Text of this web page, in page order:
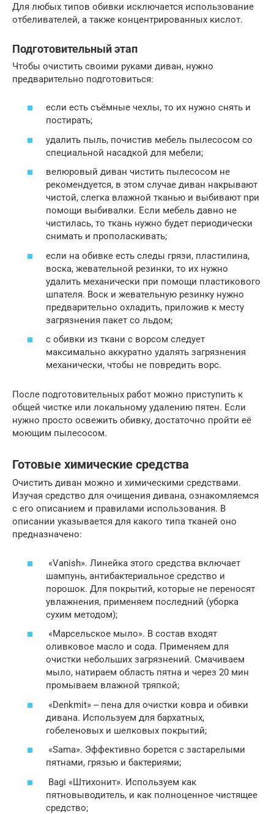
Для любых типов обивки исключается использование
отбеливателей, а также концентрированных кислот.
Подготовительный этап
Чтобы очистить своими руками диван, нужно
предварительно подготовиться:
если есть съёмные чехлы, то их нужно снять и
постирать;
удалить пыль, почистив мебель пылесосом со
специальной насадкой для мебели;
велюровый диван чистить пылесосом не
рекомендуется, в этом случае диван накрывают
чистой, слегка влажной тканью и выбивают при
помощи выбивалки. Если мебель давно не
чистилась, то ткань нужно будет периодически
снимать и прополаскивать;
если на обивке есть следы грязи, пластилина,
воска, жевательной резинки, то их нужно
удалить механически при помощи пластикового
шпателя. Воск и жевательную резинку нужно
предварительно охладить, приложив к месту
загрязнения пакет со льдом;
с обивки из ткани с ворсом следует
максимально аккуратно удалять загрязнения
механически, чтобы не повредить ворс.
После подготовительных работ можно приступить к
общей чистке или локальному удалению пятен. Если
нужно просто освежить обивку, достаточно пройти её
моющим пылесосом.
Готовые химические средства
Очистить диван можно и химическими средствами.
Изучая средство для очищения дивана, ознакомляемся
с его описанием и правилами использования. В
описании указывается для какого типа тканей оно
предназначено:
«Vanish». Линейка этого средства включает
шампунь, антибактериальное средство и
порошок. Для покрытий, которые не переносят
увлажнения, применяем последний (уборка
сухим методом);
«Марсельское мыло». В состав входят
оливковое масло и сода. Применяем для
очистки небольших загрязнений. Смачиваем
мыло, натираем область пятна и через 20 мин
промываем влажной тряпкой;
«Denkmit» ‒ пена для очистки ковра и обивки
дивана. Используем для бархатных,
гобеленовых и шелковых покрытий;
«Sama». Эффективно борется с застарелыми
пятнами, грязью и бактериями;
Bagi «Штихонит». Используем как
пятновыводитель, и как полноценное чистящее
средство;